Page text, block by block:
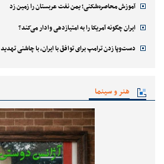
آموزش محاصره‌شکنی؛ یمن نفت عربستان را زمین زد
ایران چگونه آمریکا را به امتیازدهی وادار می‌کند؟
دست‌وپا زدن ترامپ برای توافق با ایران، با چاشنی تهدید
هنر و سینما